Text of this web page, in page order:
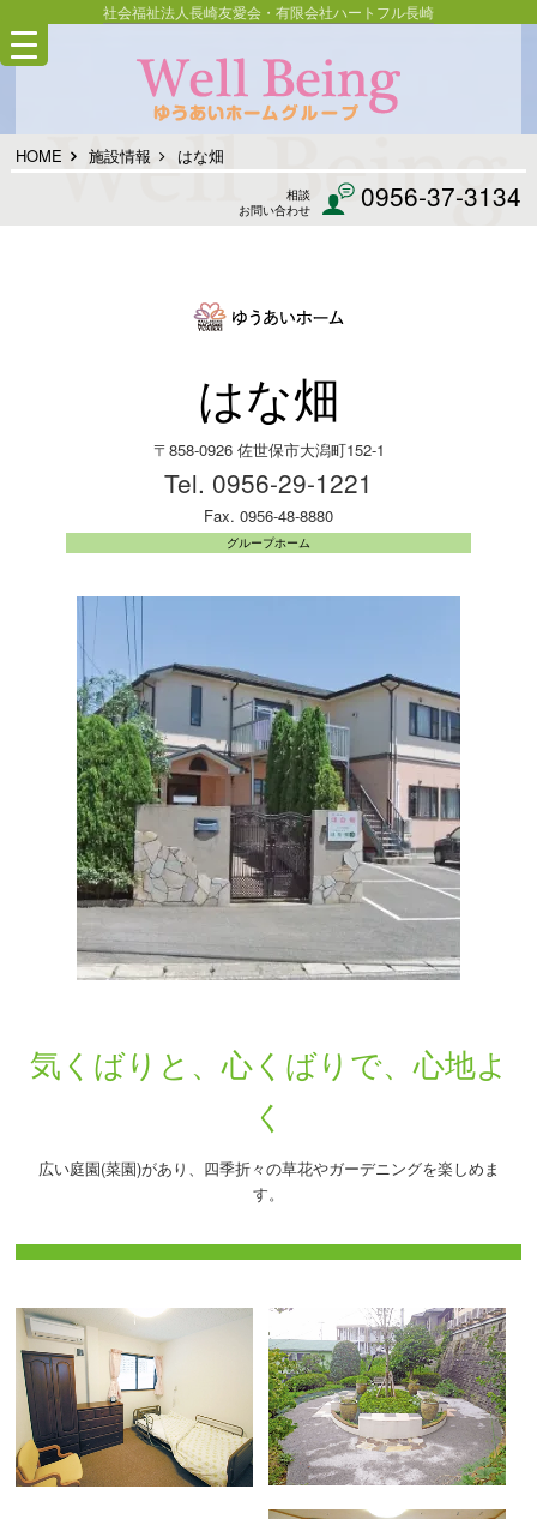
社会福祉法人長崎友愛会・有限会社ハートフル長崎
HOME 施設情報 はな畑
相談
お問い合わせ
0956-37-3134
はな畑
〒858-0926 佐世保市大潟町152-1
Tel. 0956-29-1221
Fax. 0956-48-8880
グループホーム
気くばりと、心くばりで、心地よ
く
広い庭園(菜園)があり、四季折々の草花やガーデニングを楽しめま
す。